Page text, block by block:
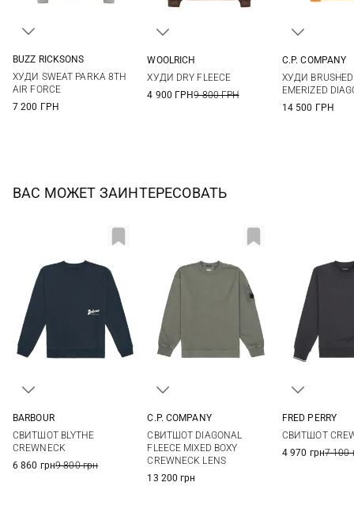
BUZZ RICKSONS
ХУДИ SWEAT PARKA 8TH
AIR FORCE
7 200 ГРН
WOOLRICH
ХУДИ DRY FLEECE
4 900 ГРН9 800 ГРН
C.P. COMPANY
ХУДИ
EMERIZED
14 500 ГРН
ВАС МОЖЕТ ЗАИНТЕРЕСОВАТЬ
XXL
3XL
BARBOUR
СВИТШОТ BLYTHE
CREWNECK
6 860 грн9 800 грн
XXL
C.P. COMPANY
СВИТШОТ DIAGONAL
FLEECE MIXED BOXY
CREWNECK LENS
13 200 грн
FRED PERRY
СВИТШОТ
4 970 грн7 100